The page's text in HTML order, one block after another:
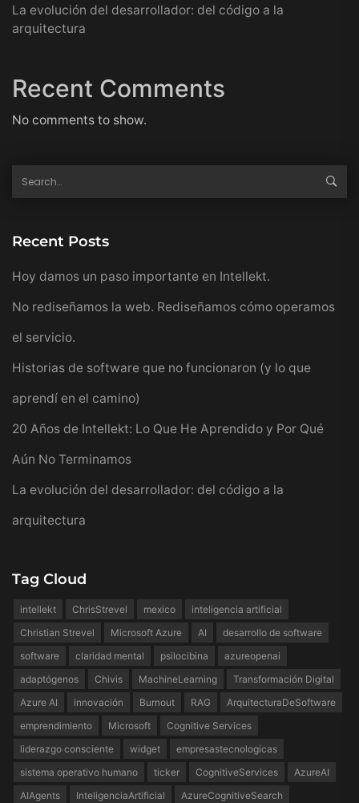
La evolución del desarrollador: del código a la
arquitectura
Recent Comments
No comments to show.
Recent Posts
Hoy damos un paso importante en Intellekt.
No rediseñamos la web. Rediseñamos cómo operamos
el servicio.
Historias de software que no funcionaron (y lo que
aprendí en el camino)
20 Años de Intellekt: Lo Que He Aprendido y Por Qué
Aún No Terminamos
La evolución del desarrollador: del código a la
arquitectura
Tag Cloud
intellekt ChrisStrevel mexico
inteligencia artificial
Christian Strevel
Microsoft Azure AI
desarrollo de software
software
claridad mental psilocibina
azureopenai
adaptógenos
Chivis MachineLearning
Transformación Digital
Azure AI
innovación Burnout RAG
ArquitecturaDeSoftware
emprendimiento
Microsoft
Cognitive Services
liderazgo consciente
widget
empresastecnologicas
sistema operativo humano
ticker CognitiveServices
AzureAI
AIAgents
InteligenciaArtificial AzureCognitiveSearch